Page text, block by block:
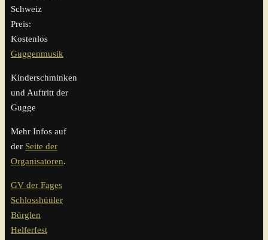
Schweiz
Preis:
Kostenlos
Guggenmusik
Kinderschminken
und Auftritt der
Gugge
Mehr Infos auf
der Seite der
Organisatoren.
GV der Fages
Schlosshüüler
Bürglen
Helferfest